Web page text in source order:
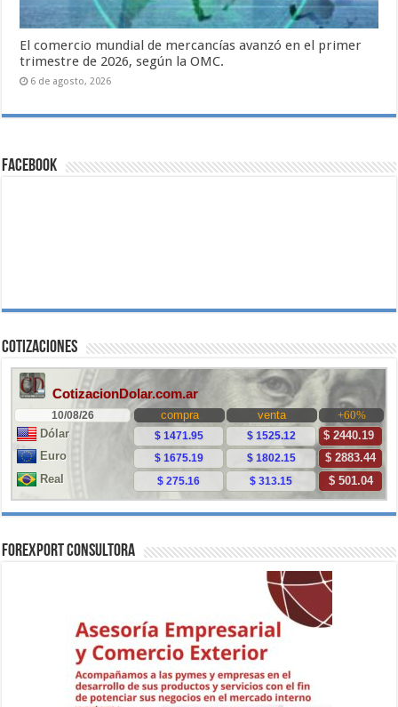
El comercio mundial de mercancías avanzó en el primer
trimestre de 2026, según la OMC.
6 de agosto, 2026
Facebook
Cotizaciones
ForExport Consultora